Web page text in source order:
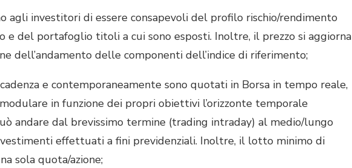
agli investitori di essere consapevoli del profilo rischio/rendimento
e del portafoglio titoli a cui sono esposti. Inoltre, il prezzo si aggiorna
dell’andamento delle componenti dell’indice di riferimento;
e contemporaneamente sono quotati in Borsa in tempo reale,
in funzione dei propri obiettivi l’orizzonte temporale
andare dal brevissimo termine (trading intraday) al medio/lungo
effettuati a fini previdenziali. Inoltre, il lotto minimo di
sola quota/azione;